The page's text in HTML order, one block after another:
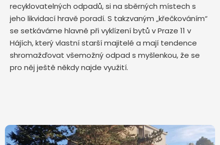
recyklovatelných odpadů, si na sběrných místech s
jeho likvidací hravě poradí. S takzvaným „křečkováním“
se setkáváme hlavně při vyklízení bytů v Praze 11 v
Hájích, který vlastní starší majitelé a mají tendence
shromažďovat všemožný odpad s myšlenkou, že se
pro něj ještě někdy najde využití.